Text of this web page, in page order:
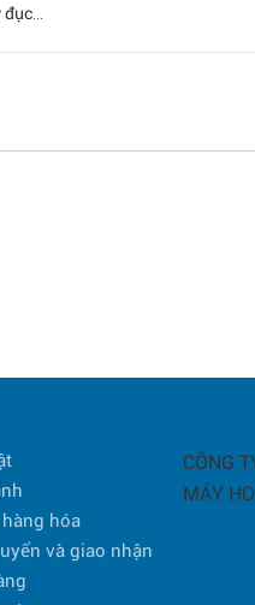
đục
hóa
và giao nhận
CÔNG
MÁY